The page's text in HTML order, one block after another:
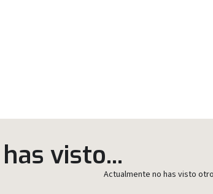
visto...
Actualmente no has visto